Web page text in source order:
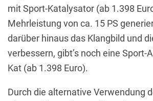
mit Sport-Katalysator (ab 1.398
Mehrleistung von ca. 15 PS
darüber hinaus das Klangbild und
verbessern, gibt’s noch eine Sport-
Kat (ab 1.398 Euro).
Durch die alternative Verwendung